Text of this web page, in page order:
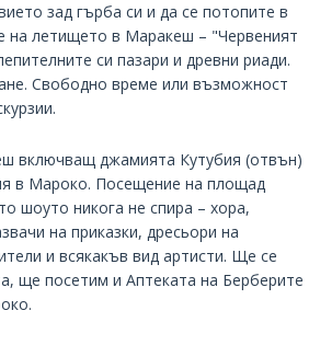
зад гърба си и да се потопите в
на летището в Маракеш – "Червеният
си пазари и древни риади.
Свободно време или възможност
включващ джамията Кутубия (отвън)
в Мароко. Посещение на площад
шоуто никога не спира – хора,
на приказки, дресьори на
и всякакъв вид артисти. Ще се
ще посетим и Аптеката на Берберите